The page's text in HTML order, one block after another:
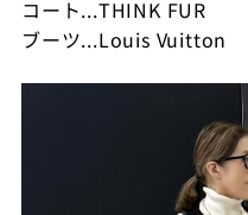
コート...THINK FUR
ブーツ...Louis Vuitton